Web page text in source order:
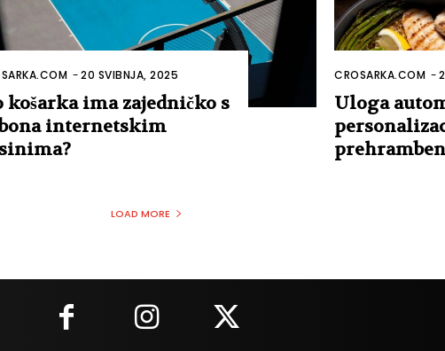
-20 SVIBNJA, 2025
košarka ima zajedničko s
internetskim
CROSARKA.COM -
Uloga
LOAD MORE